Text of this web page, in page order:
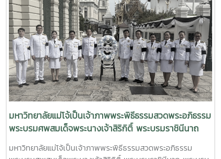
จนสร้างเครือข่ายความร่วมมือทางวิชาการ การวิจัย และการ
ถ่ายทอดเทคโนโลยี อันจะนำไปสู่การยกระดับอุตสาหกรรมกุ้ง
ก้ามกรามของประเทศไทยให้เติบโตอย่างยั่งยืนกิจกรรมดังกล่าวได้
รับความสนใจจากคณาจารย์ นักศึกษา และผู้สนใจด้านการเพาะ
เลี้ยงสัตว์น้ำเป็นจำนวนมาก นับเป็นเวทีสำคัญในการแลกเปลี่ยน
องค์ความรู้ระหว่างสถาบันการศึกษาและภาคอุตสาหกรรม เพื่อร่วม
กันขับเคลื่อนการพัฒนาการประมงและทรัพยากรทางน้ำของ
ประเทศในอนาคตMaejo University Strengthens Industry–
Academia Collaboration through Special Lecture on the
Integrated Giant Freshwater Prawn IndustryChiang Mai,
Thailand – 5 August 2026 – The Faculty of Fisheries
organized a special academic seminar entitled “The
วิจัย งานบริการวิชาการ และการสร้างเครือข่ายความร่วมมือกับ
ภาคอุตสาหกรรมและผู้ประกอบการในการหารือครั้งนี้ ทั้งสองท่าน
ได้ถ่ายทอดประสบการณ์จากการทำงานจริง พร้อมแบ่งปันองค์
ความรู้และมุมมองเกี่ยวกับทิศทางการพัฒนาอุตสาหกรรมประมง
และการเพาะเลี้ยงสัตว์น้ำ ตลอดจนร่วมเสนอแนวคิดในการเสริม
สร้างบทบาทของศิษย์เก่าในการสนับสนุนการผลิตบัณฑิต การ
พัฒนาหลักสูตร การฝึกประสบการณ์วิชาชีพ และการต่อยอดงาน
วิจัยสู่การใช้ประโยชน์เชิงพาณิชย์นอกจากนี้ คณะฯ ยังได้หารือถึง
แนวทางการจัดกิจกรรมร่วมกันในอนาคต อาทิ การเป็นวิทยากร
พิเศษ การถ่ายทอดองค์ความรู้จากผู้ประกอบการสู่ห้องเรียน การ
พัฒนาฟาร์มต้นแบบ การสร้างเครือข่ายความร่วมมือกับภาค
ทักษะที่สอดคล้องกับความต้องการของอุตสาหกรรมบรรยากาศ
มหาวิทยาลัยแม่โจ้เป็นเจ้าภาพพระพิธีธรรมสวดพระอภิธรรม
พระบรมศพสมเด็จพระนางเจ้าสิริกิติ์ พระบรมราชินีนาถ
พระบรมราชชนนีพันปีหลวง พร้อมเข้ากราบถวายบังคม
พระศพ สมเด็จพระเจ้าลูกเธอ เจ้าฟ้าพัชรกิติยาภา นเรนทิ
มหาวิทยาลัยแม่โจ้เป็นเจ้าภาพพระพิธีธรรมสวดพระอภิธรรม